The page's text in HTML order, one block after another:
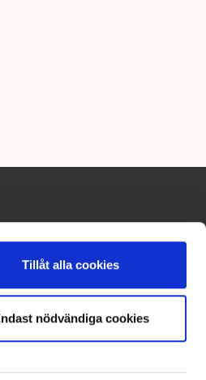
Tillåt alla cookies
nödvändiga cookies